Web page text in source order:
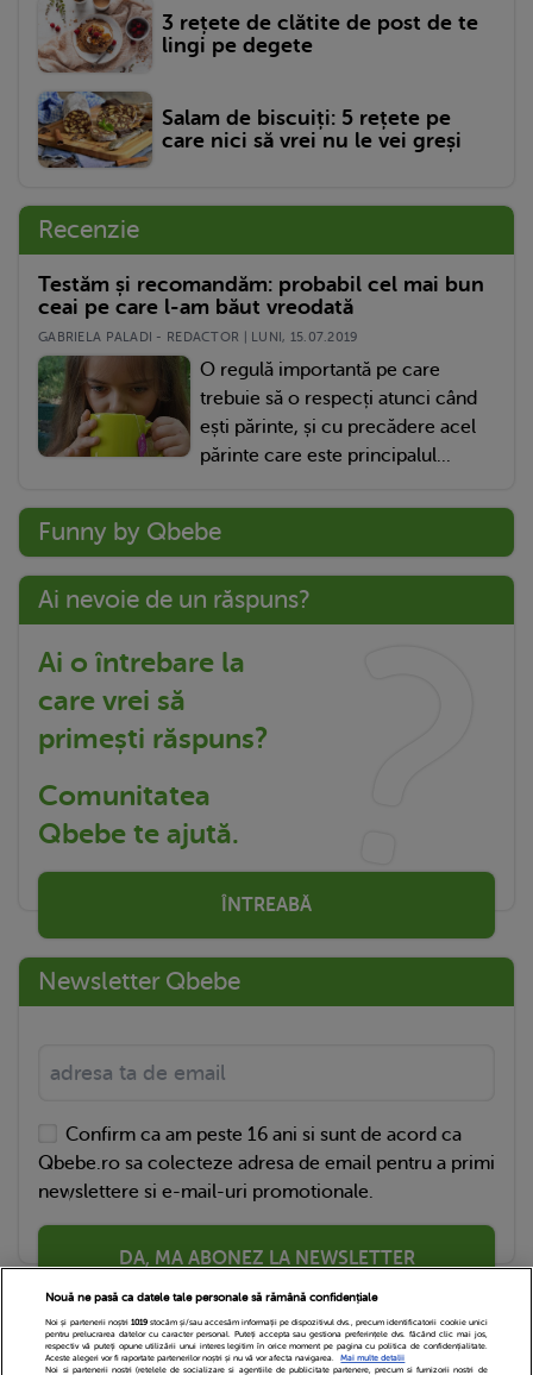
3 rețete de clătite de post de te
lingi pe degete
Salam de biscuiți: 5 rețete pe
care nici să vrei nu le vei greși
Recenzie
Testăm și recomandăm: probabil cel mai bun
ceai pe care l-am băut vreodată
GABRIELA PALADI - REDACTOR | LUNI, 15.07.2019
O regulă importantă pe care
trebuie să o respecți atunci când
ești părinte, și cu precădere acel
părinte care este principalul...
Funny by Qbebe
Ai nevoie de un răspuns?
Ai o întrebare la
care vrei să
primești răspuns?
Comunitatea
Qbebe te ajută.
ÎNTREABĂ
Newsletter Qbebe
Confirm ca am peste 16 ani si sunt de acord ca
Qbebe.ro sa colecteze adresa de email pentru a primi
newslettere si e-mail-uri promotionale.
DA, MA ABONEZ LA NEWSLETTER
Nouă ne pasă ca datele tale personale să rămână confidențiale
Noi și partenerii noștri 1019stocăm și/sau accesăm informații pe dispozitivul dvs., precum identificatorii cookie unici
pentru prelucrarea datelor cu caracter personal. Puteți accepta sau gestiona preferințele dvs. făcând clic mai jos,
respectiv vă puteți opune utilizării unui interes legitim în orice moment pe pagina cu politica de confidențialitate.
Aceste alegeri vor fi raportate partenerilor noștri și nu vă vor afecta navigarea.
Mai multe detalii
Noi si partenerii nostri (retelele de socializare si agentiile de publicitate partenere, precum si furnizorii nostri de